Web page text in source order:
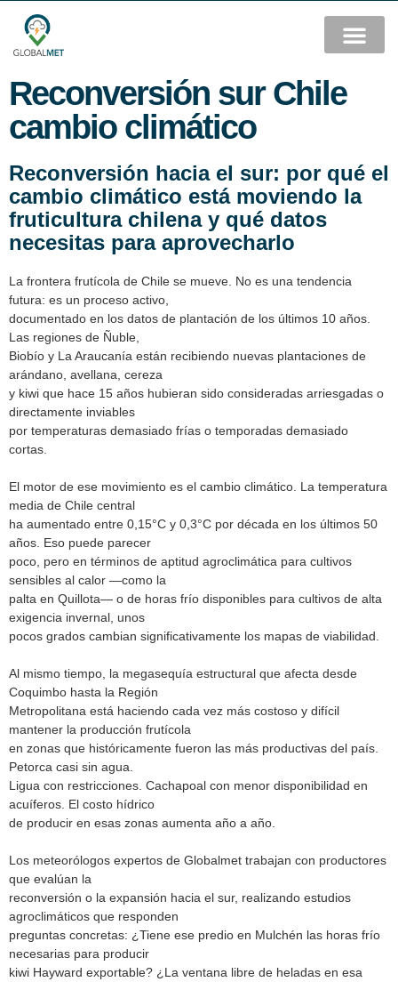
Reconversión sur Chile
cambio climático
Reconversión hacia el sur: por qué el
cambio climático está moviendo la
fruticultura chilena y qué datos
necesitas para aprovecharlo
La frontera frutícola de Chile se mueve. No es una tendencia
futura: es un proceso activo,
documentado en los datos de plantación de los últimos 10 años.
Las regiones de Ñuble,
Biobío y La Araucanía están recibiendo nuevas plantaciones de
arándano, avellana, cereza
y kiwi que hace 15 años hubieran sido consideradas arriesgadas o
directamente inviables
por temperaturas demasiado frías o temporadas demasiado
cortas.
El motor de ese movimiento es el cambio climático. La temperatura
media de Chile central
ha aumentado entre 0,15°C y 0,3°C por década en los últimos 50
años. Eso puede parecer
poco, pero en términos de aptitud agroclimática para cultivos
sensibles al calor —como la
palta en Quillota— o de horas frío disponibles para cultivos de alta
exigencia invernal, unos
pocos grados cambian significativamente los mapas de viabilidad.
Al mismo tiempo, la megasequía estructural que afecta desde
Coquimbo hasta la Región
Metropolitana está haciendo cada vez más costoso y difícil
mantener la producción frutícola
en zonas que históricamente fueron las más productivas del país.
Petorca casi sin agua.
Ligua con restricciones. Cachapoal con menor disponibilidad en
acuíferos. El costo hídrico
de producir en esas zonas aumenta año a año.
Los meteorólogos expertos de Globalmet trabajan con productores
que evalúan la
reconversión o la expansión hacia el sur, realizando estudios
agroclimáticos que responden
preguntas concretas: ¿Tiene ese predio en Mulchén las horas frío
necesarias para producir
kiwi Hayward exportable? ¿La ventana libre de heladas en esa